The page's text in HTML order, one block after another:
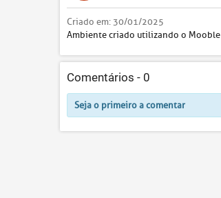
Criado em: 30/01/2025
Ambiente criado utilizando o Mooble
Comentários - 0
Seja o primeiro a comentar